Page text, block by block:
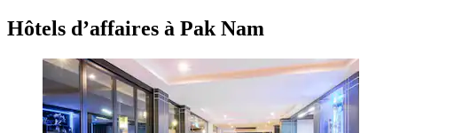
Hôtels d’affaires à Pak Nam